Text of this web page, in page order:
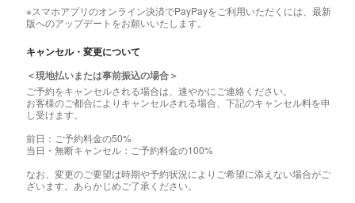
※スマホアプリのオンライン決済でPayPayをご利用いただくには、最新
版へのアップデートをお願いいたします。
キャンセル・変更について
＜現地払いまたは事前振込の場合＞
ご予約をキャンセルされる場合は、速やかにご連絡ください。
お客様のご都合によりキャンセルされる場合、下記のキャンセル料を申
し受けます。
前日：ご予約料金の50%
当日・無断キャンセル：ご予約料金の100%
なお、変更のご要望は時期や予約状況によりご希望に添えない場合がご
ざいます。あらかじめご了承ください。